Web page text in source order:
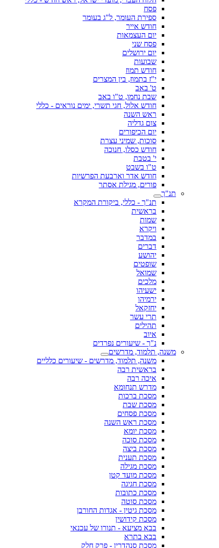
פסח
ספירת העומר, ל"ג בעומר
חודש אייר
יום העצמאות
פסח שני
יום ירושלים
שבועות
חודש תמוז
י"ז בתמוז, בין המצרים
ט' באב
שבת נחמו, ט"ו באב
חודש אלול, חגי תשרי, ימים נוראים - כללי
ראש השנה
צום גדליה
יום הכיפורים
סוכות, שמיני עצרת
חודש כסלו, חנוכה
י' בטבת
ט"ו בשבט
חודש אדר וארבעת הפרשיות
פורים, מגילת אסתר
תנ"ך
תנ"ך - כללי, ביקורת המקרא
בראשית
שמות
ויקרא
במדבר
דברים
יהושע
שופטים
שמואל
מלכים
ישעיהו
ירמיהו
יחזקאל
תרי עשר
תהילים
איוב
נ"ך - שיעורים נפרדים
משנה, תלמוד, מדרשים
משנה, תלמוד, מדרשים - שיעורים כלליים
בראשית רבה
איכה רבה
מדרש תנחומא
מסכת ברכות
מסכת שבת
מסכת פסחים
מסכת ראש השנה
מסכת יומא
מסכת סוכה
מסכת ביצה
מסכת תענית
מסכת מגילה
מסכת מועד קטן
מסכת חגיגה
מסכת כתובות
מסכת סוטה
מסכת גיטין - אגדות החורבן
מסכת קידושין
בבא מציעא - תנורו של עכנאי
בבא בתרא
מסכת סנהדרין - פרק חלק